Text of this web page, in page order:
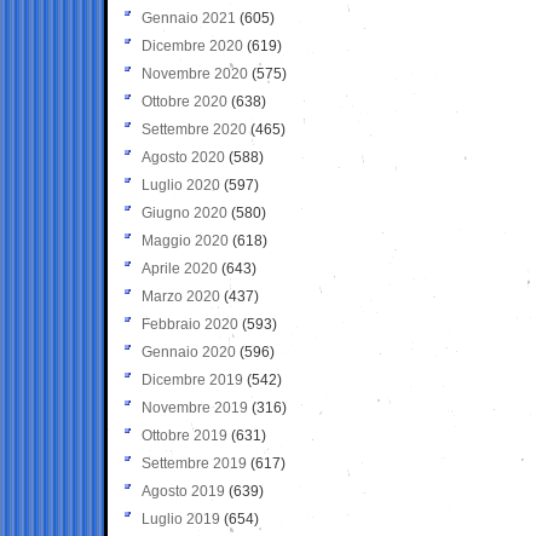
Gennaio 2021 (605)
Dicembre 2020 (619)
Novembre 2020 (575)
Ottobre 2020 (638)
Settembre 2020(465)
Agosto 2020 (588)
Luglio 2020 (597)
Giugno 2020 (580)
Maggio 2020 (618)
Aprile 2020 (643)
Marzo 2020 (437)
Febbraio 2020 (593)
Gennaio 2020 (596)
Dicembre 2019 (542)
Novembre 2019 (316)
Ottobre 2019 (631)
Settembre 2019 (617)
Agosto 2019 (639)
Luglio 2019 (654)